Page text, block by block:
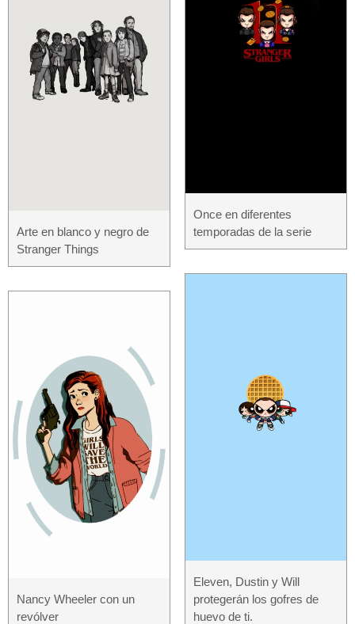
Arte en blanco y negro de
Stranger Things
Nancy Wheeler con un
revólver
Once en diferentes
temporadas de la serie
Eleven, Dustin y Will
protegerán los gofres de
huevo de ti.